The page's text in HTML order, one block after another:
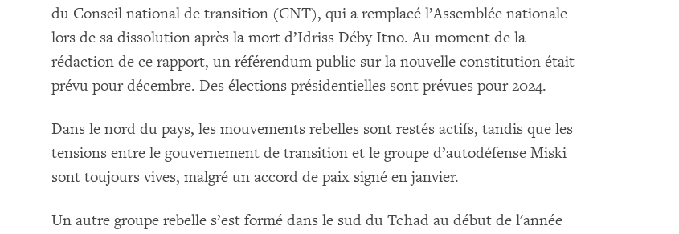
du Conseil national de transition (CNT), qui a remplacé l’Assemblée nationale
lors de sa dissolution après la mort d’Idriss Déby Itno. Au moment de la
rédaction de ce rapport, un référendum public sur la nouvelle constitution était
prévu pour décembre. Des élections présidentielles sont prévues pour 2024.
Dans le nord du pays, les mouvements rebelles sont restés actifs, tandis que les
tensions entre le gouvernement de transition et le groupe d’autodéfense Miski
sont toujours vives, malgré un accord de paix signé en janvier.
Un autre groupe rebelle s’est formé dans le sud du Tchad au début de l'année